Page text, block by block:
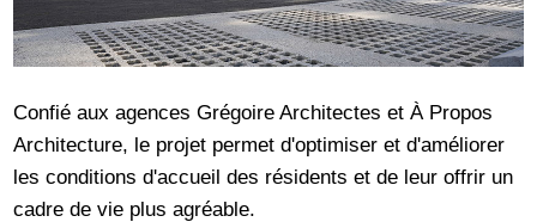
Confié aux agences Grégoire Architectes et À Propos
Architecture, le projet permet d'optimiser et d'améliorer
les conditions d'accueil des résidents et de leur offrir un
cadre de vie plus agréable.